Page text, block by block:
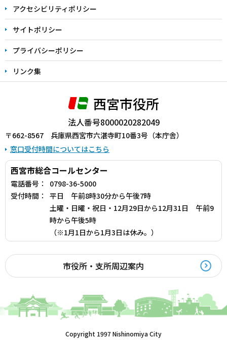
アクセシビリティポリシー
サイトポリシー
プライバシーポリシー
リンク集
西宮市役所
法人番号8000020282049
〒662-8567 兵庫県西宮市六湛寺町10番3号（本庁舎）
窓口受付時間についてはこちら
西宮市総合コールセンター
電話番号：
0798-36-5000
受付時間：
平日 午前8時30分から午後7時
土曜・日曜・祝日・12月29日から12月31日 午前9
時から午後5時
（※1月1日から1月3日は休み。）
市役所・支所周辺案内
Copyright 1997 Nishinomiya City